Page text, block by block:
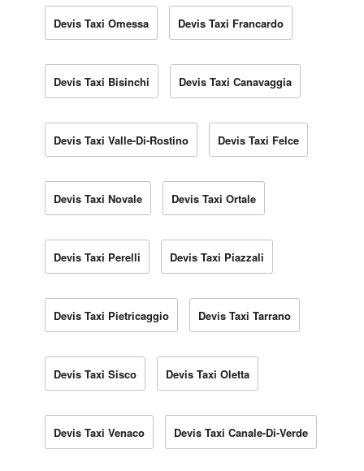
Devis Taxi Omessa Devis Taxi Francardo
Devis Taxi Bisinchi Devis Taxi Canavaggia
Devis Taxi Valle-Di-Rostino Devis Taxi Felce
Devis Taxi Novale Devis Taxi Ortale
Devis Taxi Perelli Devis Taxi Piazzali
Devis Taxi Pietricaggio Devis Taxi Tarrano
Devis Taxi Sisco Devis Taxi Oletta
Devis Taxi Venaco Devis Taxi Canale-Di-Verde